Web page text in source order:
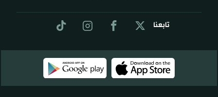
تابعنا